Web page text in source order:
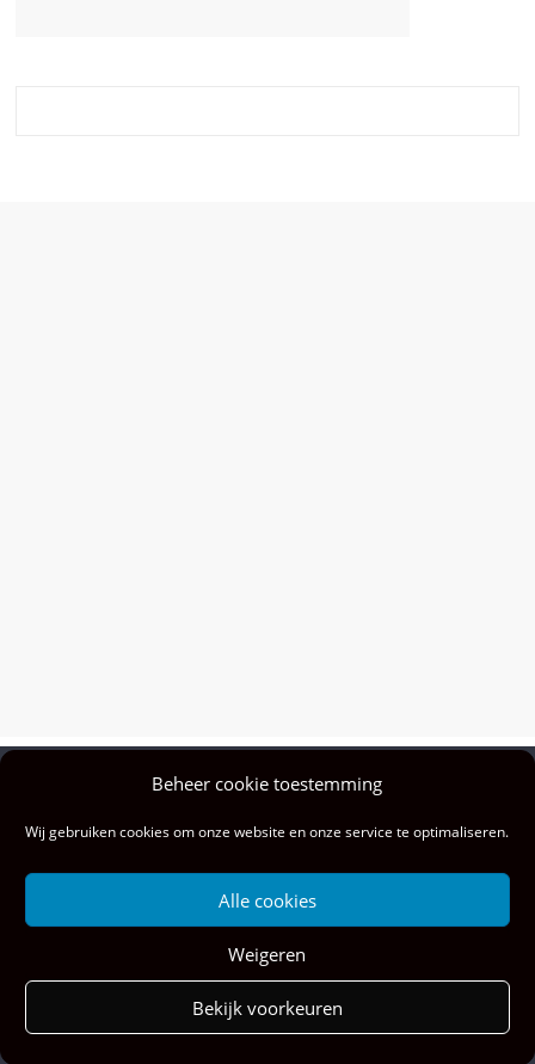
Beheer cookie toestemming
Wij gebruiken cookies om onze website en onze service te optimaliseren.
Alle cookies
Weigeren
Bekijk voorkeuren
gebruiken, ga je akkoord met het gebruik hiervan.
Wil je meer weten, ook over hoe je cookies kunt beheren, kijk dan hier: